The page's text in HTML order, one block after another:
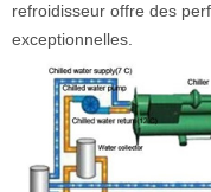
refroidisseur offre des
exceptionnelles.